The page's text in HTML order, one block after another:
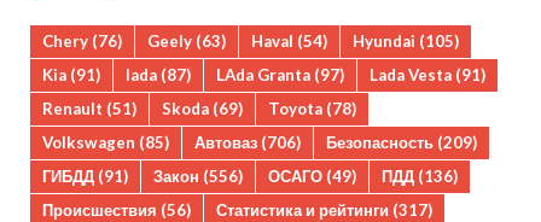
Chery (76) Geely (63) Haval (54) Hyundai (105)
Kia (91) lada (87) LAda Granta (97) Lada Vesta (91)
Renault (51) Skoda (69) Toyota (78)
Volkswagen (85) Автоваз (706) Безопасность (209)
ГИБДД (91) Закон (556) ОСАГО (49) ПДД (136)
Происшествия (56) Статистика и рейтинги (317)